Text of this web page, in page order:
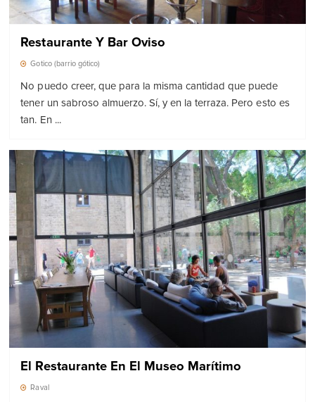
Restaurante Y Bar Oviso
Gotico (barrio gótico)
No puedo creer, que para la misma cantidad que puede
tener un sabroso almuerzo. Sí, y en la terraza. Pero esto es
tan. En ...
El Restaurante En El Museo Marítimo
Raval